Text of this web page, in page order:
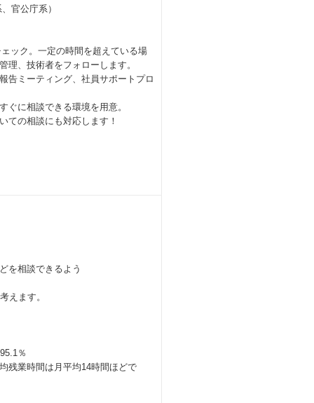
官公庁系）
。一定の時間を超えている場
理、技術者をフォローします。
ミーティング、社員サポートプロ
ぐに相談できる環境を用意。
ての相談にも対応します！
を相談できるよう
えます。
％
残業時間は月平均14時間ほどで